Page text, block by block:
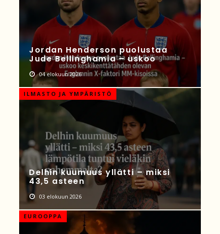
Jordan Henderson puolustaa
Jude Bellinghamia – uskoo
04 elokuun 2026
ILMASTO JA YMPÄRISTÖ
Delhin kuumuus yllätti – miksi
43,5 asteen
03 elokuun 2026
EUROOPPA